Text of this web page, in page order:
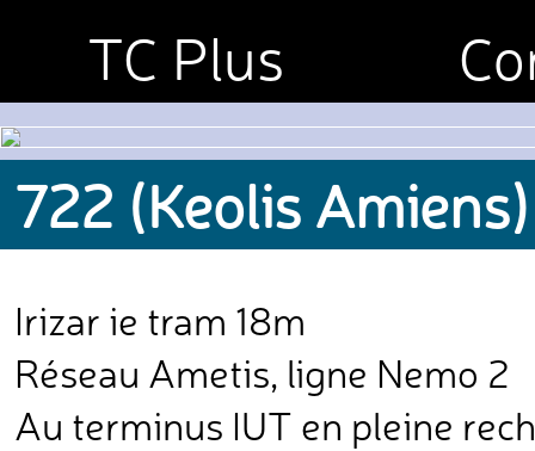
TC Plus
722 (Keolis Amiens)
Irizar ie tram 18m
Réseau Ametis, ligne Nemo 2
Au terminus IUT en pleine